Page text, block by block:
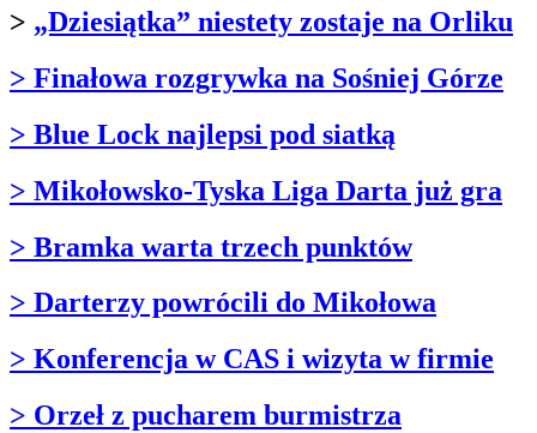
> „Dziesiątka” niestety zostaje na Orliku
> Finałowa rozgrywka na Sośniej Górze
> Blue Lock najlepsi pod siatką
> Mikołowsko-Tyska Liga Darta już gra
> Bramka warta trzech punktów
> Darterzy powrócili do Mikołowa
> Konferencja w CAS i wizyta w firmie
> Orzeł z pucharem burmistrza